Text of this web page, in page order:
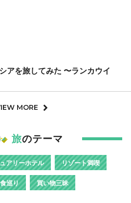
アを旅してみた 〜ランカウイ
MORE
旅のテーマ
アリーホテル リゾート満喫
巡り 買い物三昧